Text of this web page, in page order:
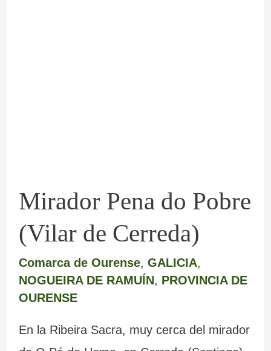
Mirador Pena do Pobre
(Vilar de Cerreda)
Comarca de Ourense, GALICIA,
NOGUEIRA DE RAMUÍN, PROVINCIA DE
OURENSE
En la Ribeira Sacra, muy cerca del mirador